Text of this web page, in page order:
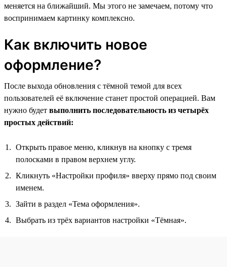
меняется на ближайший. Мы этого не замечаем, потому что
воспринимаем картинку комплексно.
Как включить новое
оформление?
После выхода обновления с тёмной темой для всех
пользователей её включение станет простой операцией. Вам
нужно будет выполнить последовательность из четырёх
простых действий:
Открыть правое меню, кликнув на кнопку с тремя
полосками в правом верхнем углу.
Кликнуть «Настройки профиля» вверху прямо под своим
именем.
Зайти в раздел «Тема оформления».
Выбрать из трёх вариантов настройки «Тёмная».